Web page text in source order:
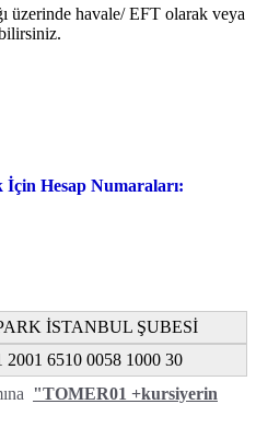
üzerinde havale/ EFT olarak veya
İçin Hesap Numaraları:
İSTANBUL ŞUBESİ
6510 0058 1000 30
"TOMER01 +kursiyerin